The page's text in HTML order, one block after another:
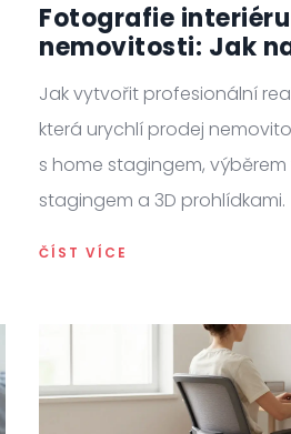
Fotografie interiéru
nemovitosti: Jak
profesionální
prezentaci
Jak vytvořit profesionální
která urychlí prodej
s home stagingem, výběrem
stagingem a 3D prohlídkami.
ČÍST VÍCE